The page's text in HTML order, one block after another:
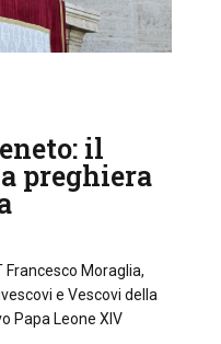
il
preghiera
Francesco Moraglia,
e Vescovi della
Papa Leone XIV